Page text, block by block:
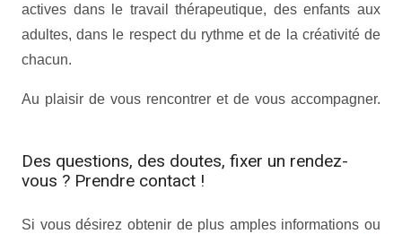
actives dans le travail thérapeutique, des enfants aux
adultes, dans le respect du rythme et de la créativité de
chacun.
Au plaisir de vous rencontrer et de vous accompagner.
Des questions, des doutes, fixer un rendez-
vous ? Prendre contact !
Si vous désirez obtenir de plus amples informations ou